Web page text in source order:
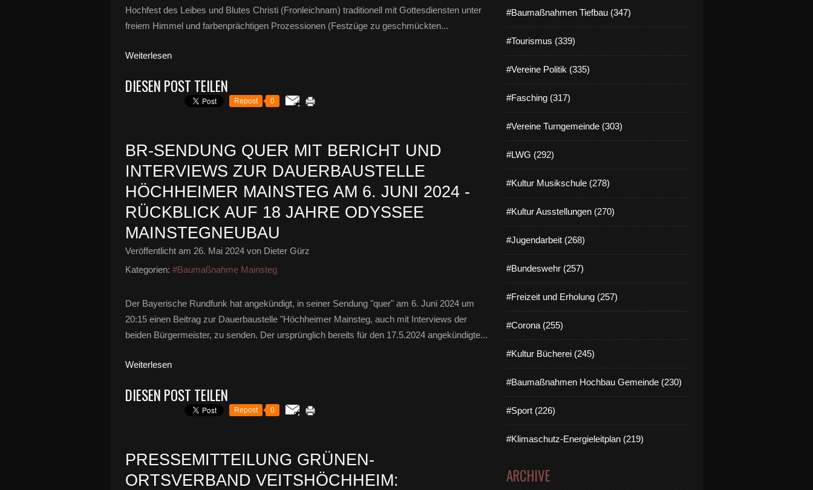
Hochfest des Leibes und Blutes Christi (Fronleichnam) traditionell mit Gottesdiensten unter
freiem Himmel und farbenprächtigen Prozessionen (Festzüge zu geschmückten...
Weiterlesen
DIESEN POST TEILEN
Repost 0
BR-SENDUNG QUER MIT BERICHT UND
INTERVIEWS ZUR DAUERBAUSTELLE
HÖCHHEIMER MAINSTEG AM 6. JUNI 2024 -
RÜCKBLICK AUF 18 JAHRE ODYSSEE
MAINSTEGNEUBAU
Veröffentlicht am 26. Mai 2024 von Dieter Gürz
Kategorien: #Baumaßnahme Mainsteg
Der Bayerische Rundfunk hat angekündigt, in seiner Sendung "quer" am 6. Juni 2024 um
20:15 einen Beitrag zur Dauerbaustelle "Höchheimer Mainsteg, auch mit Interviews der
beiden Bürgermeister, zu senden. Der ursprünglich bereits für den 17.5.2024 angekündigte...
Weiterlesen
DIESEN POST TEILEN
Repost 0
PRESSEMITTEILUNG GRÜNEN-
ORTSVERBAND VEITSHÖCHHEIM:
#Baumaßnahmen Tiefbau (347)
#Tourismus (339)
#Vereine Politik (335)
#Fasching (317)
#Vereine Turngemeinde (303)
#LWG (292)
#Kultur Musikschule (278)
#Kultur Ausstellungen (270)
#Jugendarbeit (268)
#Bundeswehr (257)
#Freizeit und Erholung (257)
#Corona (255)
#Kultur Bücherei (245)
#Baumaßnahmen Hochbau Gemeinde (230)
#Sport (226)
#Klimaschutz-Energieleitplan (219)
ARCHIVE